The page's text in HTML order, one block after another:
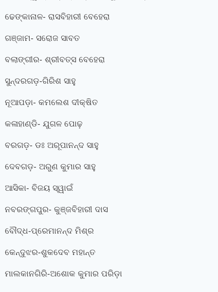
ଢେଙ୍କାନାଳ- ରାସବିହାରୀ ବେହେରା
ଗଞ୍ଜାମ- ସରୋଜ ସାବତ
ବଲାଙ୍ଗୀର- ଶ୍ରୀବତ୍ସ ବେହେରା
ସୁନ୍ଦରଗଡ଼-ଗିରିଶ ସାହୁ
ନୂଆପଡ଼ା- କମଲେଶ ଦୀକ୍ଷିତ
କଳାହାଣ୍ଡି- ଯୁଗଳ ପୋଢ଼
ବରଗଡ଼- ଡଃ ଅରୂପାନନ୍ଦ ସାହୁ
ଦେବଗଡ଼- ଅରୁଣ କୁମାର ସାହୁ
ଆସିକା- ବିଜୟ ସ୍ୱାଇଁ
ନବରଙ୍ଗପୁର- କୁଞ୍ଜବିହାରୀ ଦାସ
ବୌଦ୍ଧ-ପ୍ରେମାନନ୍ଦ ମିଶ୍ର
କେନ୍ଦୁଝର-ଶୁକଦେବ ମହାନ୍ତ
ମାଲକାନଗିରି-ଅଶୋକ କୁମାର ପରିଡ଼ା